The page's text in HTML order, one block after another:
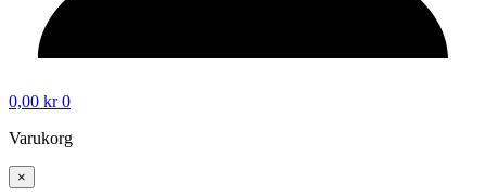
0,00 kr 0
Varukorg
×